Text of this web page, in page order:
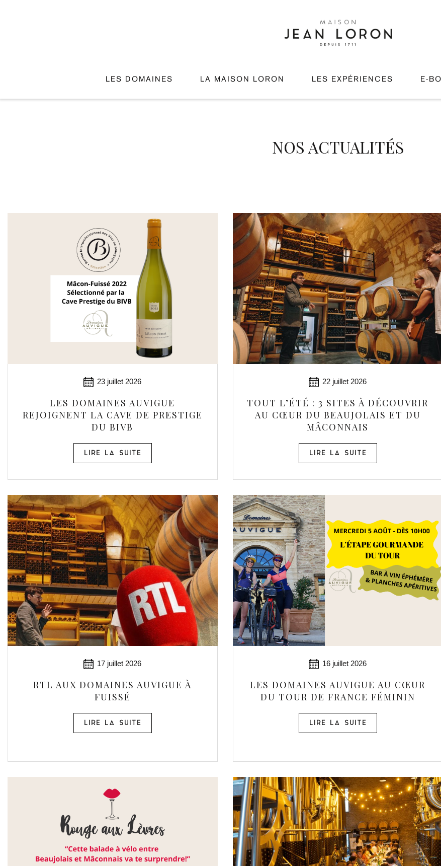
LES DOMAINES LA MAISON LORON LES EXPÉRIENCES E-
NOS ACTUALITÉS
23 juillet 2026
LES DOMAINES AUVIGUE
REJOIGNENT LA CAVE DE PRESTIGE
DU BIVB
LIRE LA SUITE
22 juillet 2026
TOUT L’ÉTÉ : 3 SITES À DÉCOUVRIR
AU CŒUR DU BEAUJOLAIS ET DU
MÂCONNAIS
LIRE LA SUITE
17 juillet 2026
RTL AUX DOMAINES AUVIGUE À
FUISSÉ
LIRE LA SUITE
16 juillet 2026
LES DOMAINES AUVIGUE AU CŒUR
DU TOUR DE FRANCE FÉMININ
LIRE LA SUITE